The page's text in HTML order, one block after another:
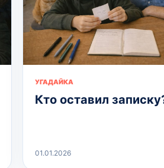
УГАДАЙКА
Кто оставил
01.01.2026